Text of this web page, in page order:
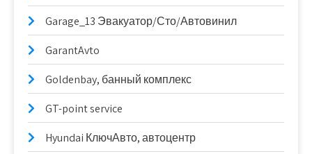
Garage_13 Эвакуатор/Сто/Автовинил
GarantAvto
Goldenbay, банный комплекс
GT-point service
Hyundai КлючАвто, автоцентр